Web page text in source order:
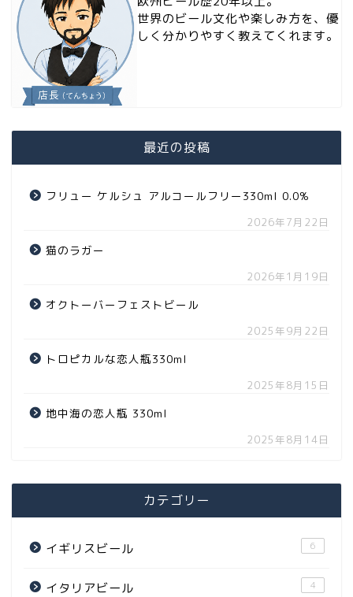
世界のビール文化や楽しみ方を、優
しく分かりやすく教えてくれます。
最近の投稿
フリュー ケルシュ アルコールフリー330ml 0.0%
2026年7月22日
猫のラガー
2026年1月19日
オクトーバーフェストビール
2025年9月22日
トロピカルな恋人瓶330ml
2025年8月15日
地中海の恋人瓶 330ml
2025年8月14日
カテゴリー
イギリスビール 6
イタリアビール 4